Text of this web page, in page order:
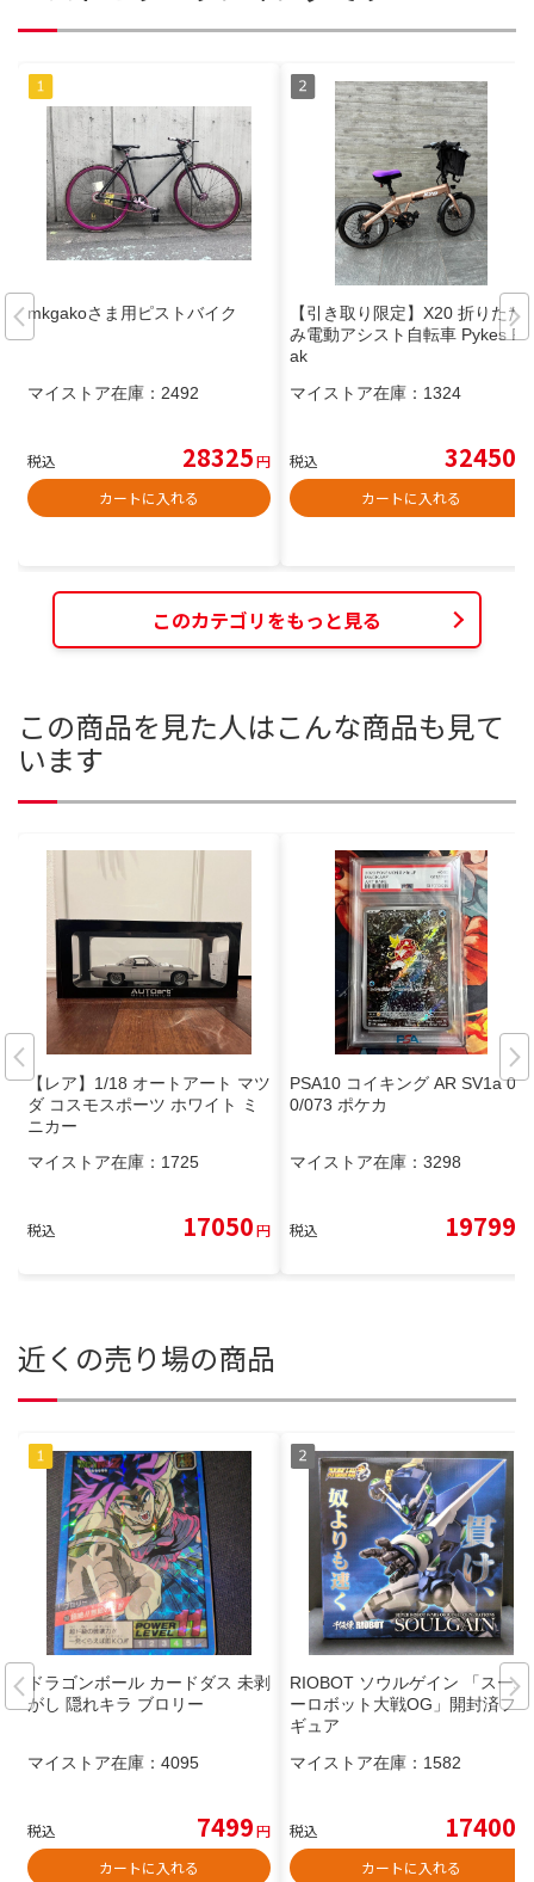
mkgakoさま用ピストバイク
マイストア在庫： 2492
税込 28325円
カートに入れる
【引き取り限定】X20 折りたた
み電動アシスト自転車 Pykes Pe
ak
マイストア在庫： 1324
税込 32450
カートに入れる
このカテゴリをもっと見る
この商品を見た人はこんな商品も見て
います
【レア】1/18 オートアート マツ
ダ コスモスポーツ ホワイト ミ
ニカー
マイストア在庫： 1725
税込 17050円
PSA10 コイキング AR SV1a 08
0/073 ポケカ
マイストア在庫： 3298
税込 19799
近くの売り場の商品
ドラゴンボール カードダス 未剥
がし 隠れキラ ブロリー
マイストア在庫： 4095
税込 7499円
カートに入れる
RIOBOT ソウルゲイン 「スーパ
ーロボット大戦OG」開封済フィ
ギュア
マイストア在庫： 1582
税込 17400
カートに入れる